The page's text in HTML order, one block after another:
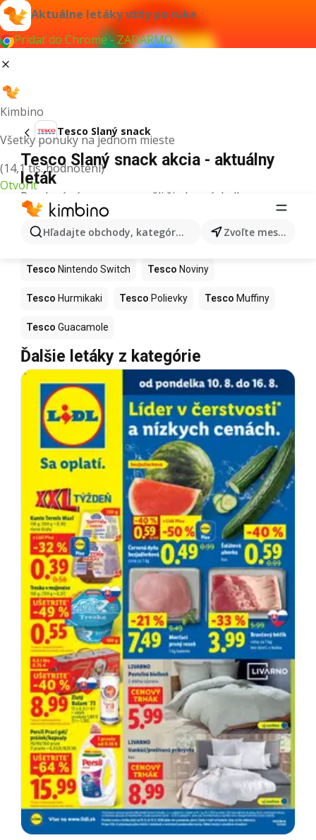
Aktuálne letáky vždy po ruke
Pridať do Chrome - ZADARMO
Kimbino
Všetky ponuky na jednom mieste
(14,1 tis. hodnotení)
Otvoriť
Hľadajte obchody, kategórie, produkty... Zvoľte mesto
Tesco Slaný snack
Tesco Slaný snack akcia - aktuálny
leták
Pre daný výraz sme nenašli žiadne výsledky.
Ďalšie produkty v obchodoch Tesco
Tesco Kapor Tesco Ashwagandha
Tesco Nintendo Switch Tesco Noviny
Tesco Hurmikaki Tesco Polievky Tesco Muffiny
Tesco Guacamole
Ďalšie letáky z kategórie